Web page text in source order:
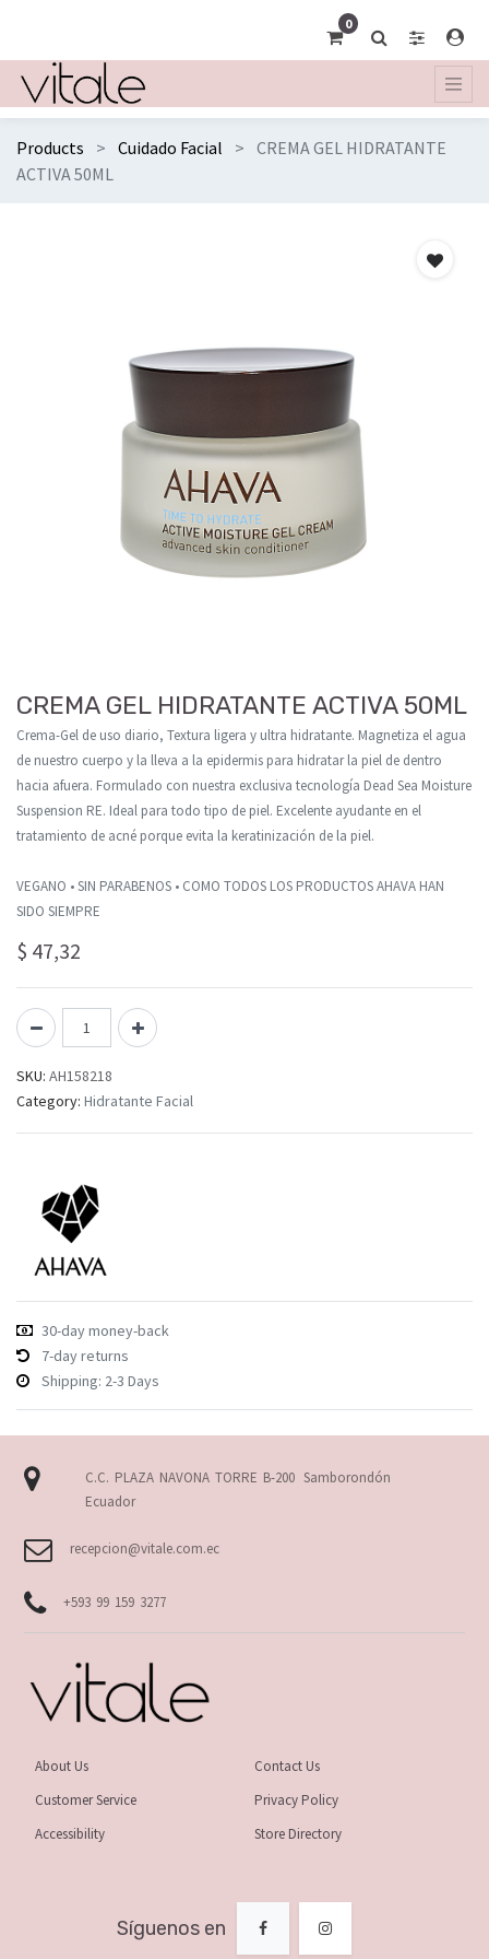
0
Products Cuidado Facial
CREMA GEL HIDRATANTE
ACTIVA 50ML
CREMA GEL HIDRATANTE ACTIVA 50ML
Crema-Gel de uso diario, Textura ligera y ultra hidratante. Magnetiza el agua
de nuestro cuerpo y la lleva a la epidermis para hidratar la piel de dentro
hacia afuera. Formulado con nuestra exclusiva tecnología Dead Sea Moisture
Suspension RE. Ideal para todo tipo de piel. Excelente ayudante en el
tratamiento de acné porque evita la keratinización de la piel.
VEGANO • SIN PARABENOS • COMO TODOS LOS PRODUCTOS AHAVA HAN
SIDO SIEMPRE
$ 47,32
SKU: AH158218
Category: Hidratante Facial
30-day money-back
7-day returns
Shipping: 2-3 Days
C.C. PLAZA NAVONA TORRE B-200 Samborondón
Ecuador
recepcion@vitale.com.ec
+593 99 159 3277
About Us
Contact Us
Customer Service
Privacy Policy
Accessibility
Store Directory
Síguenos en